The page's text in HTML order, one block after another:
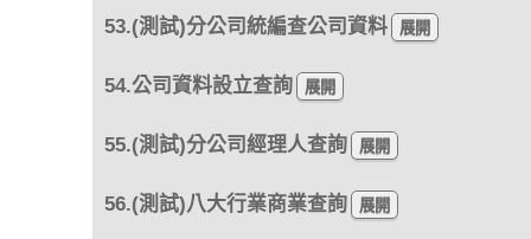
53.(測試)分公司統編查公司資料
54.公司資料設立查詢
55.(測試)分公司經理人查詢
56.(測試)八大行業商業查詢